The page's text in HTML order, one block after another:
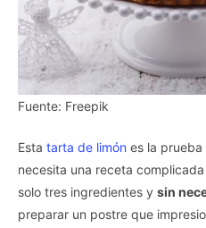
Fuente: Freepik
Esta tarta de limón es la
necesita una receta
solo tres ingredientes y sin
preparar un postre que